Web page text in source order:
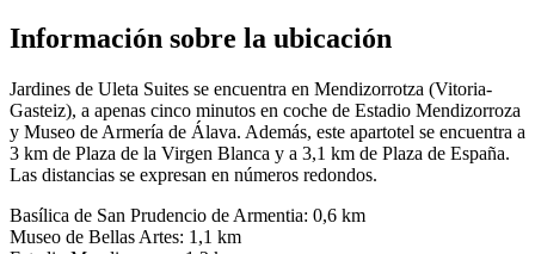
Información sobre la ubicación
Jardines de Uleta Suites se encuentra en Mendizorrotza (Vitoria-
Gasteiz), a apenas cinco minutos en coche de Estadio Mendizorroza
y Museo de Armería de Álava. Además, este apartotel se encuentra a
3 km de Plaza de la Virgen Blanca y a 3,1 km de Plaza de España.
Las distancias se expresan en números redondos.
Basílica de San Prudencio de Armentia: 0,6 km
Museo de Bellas Artes: 1,1 km